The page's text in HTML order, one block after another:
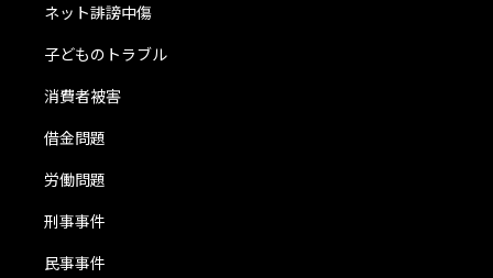
ネット誹謗中傷
子どものトラブル
消費者被害
借金問題
労働問題
刑事事件
民事事件